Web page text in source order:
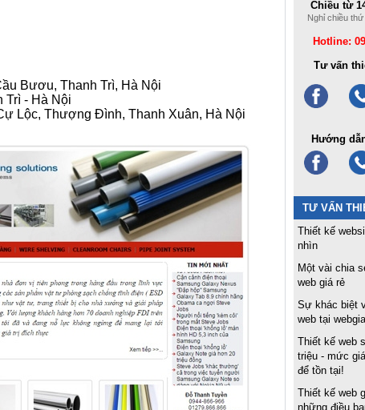
Bươu, Thanh Trì, Hà Nội
Trì - Hà Nội
Lộc, Thượng Đình, Thanh Xuân, Hà Nội
Chiều từ
Nghỉ chiều
Hotline:
Tư vấn
Hướng
TƯ VẤN
Thiết kế
nhìn
Một vài chia
web giá rẻ
Sự khác biệt
web tại
Thiết kế web
triệu - mức
để tồn tại!
Thiết kế web
những điều